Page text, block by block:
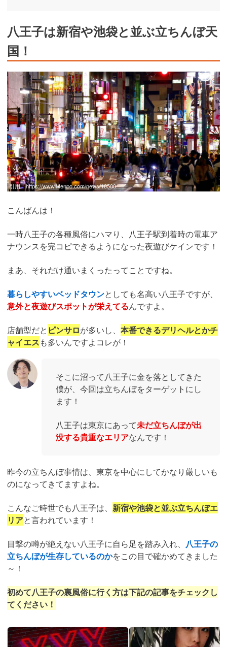
八王子は新宿や池袋と並ぶ立ちんぼ天
国！
引用：https://www.i-tenpo.com/news/10500
こんばんは！
一時八王子の各種風俗にハマり、八王子駅到着時の電車ア
ナウンスを完コピできるようになった夜遊びケインです！
まあ、それだけ通いまくったってことですね。
暮らしやすいベッドタウンとしても名高い八王子ですが、
意外と夜遊びスポットが栄えてるんですよ。
店舗型だと ピンサロが多いし、 本番できるデリヘルとかチ
ャイエスも多いんですよコレが！
そこに沼って八王子に金を落としてきた
僕が、今回は立ちんぼをターゲットにし
ます！
八王子は東京にあって未だ立ちんぼが出
没する貴重なエリアなんです！
昨今の立ちんぼ事情は、東京を中心にしてかなり厳しいも
のになってきてますよね。
こんなご時世でも八王子は、 新宿や池袋と並ぶ立ちんぼエ
リアと言われています！
目撃の噂が絶えない八王子に自ら足を踏み入れ、 八王子の
立ちんぼが生存しているのかをこの目で確かめてきました
～！
初めて八王子の裏風俗に行く方は下記の記事をチェックし
てください！